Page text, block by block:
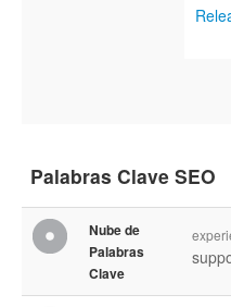
Palabras Clave SEO
Nube de
Palabras
Clave